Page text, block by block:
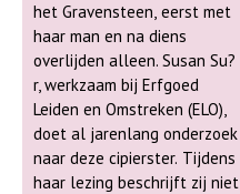
het Gravensteen, eerst met
haar man en na diens
overlijden alleen. Susan Su?
r, werkzaam bij Erfgoed
Leiden en Omstreken (ELO),
doet al jarenlang onderzoek
naar deze cipierster. Tijdens
haar lezing beschrijft zij niet